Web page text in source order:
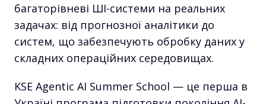
багаторівневі ШІ-системи на реальних
задачах: від прогнозної аналітики до
систем, що забезпечують обробку даних у
складних операційних середовищах.
KSE Agentic AI Summer School — це перша в